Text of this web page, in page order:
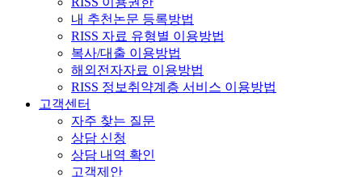
내 추천논문 등록방법
RISS 자료 유형별 이용방법
복사/대출 이용방법
해외전자자료 이용방법
RISS 정보취약계층 서비스 이용방법
고객센터
자주 찾는 질문
상담 신청
상담 내역 확인
고객제안